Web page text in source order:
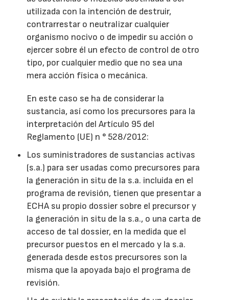
utilizada con la intención de destruir,
contrarrestar o neutralizar cualquier
organismo nocivo o de impedir su acción o
ejercer sobre él un efecto de control de otro
tipo, por cualquier medio que no sea una
mera acción física o mecánica.
En este caso se ha de considerar la
sustancia, así como los precursores para la
interpretación del Artículo 95 del
Reglamento (UE) n ° 528/2012:
Los suministradores de sustancias activas
(s.a.) para ser usadas como precursores para
la generación in situ de la s.a. incluida en el
programa de revisión, tienen que presentar a
ECHA su propio dossier sobre el precursor y
la generación in situ de la s.a., o una carta de
acceso de tal dossier, en la medida que el
precursor puestos en el mercado y la s.a.
generada desde estos precursores son la
misma que la apoyada bajo el programa de
revisión.